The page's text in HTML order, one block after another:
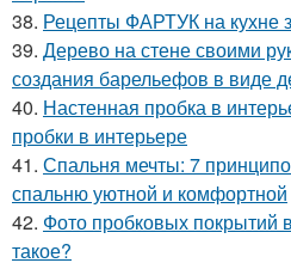
38. Рецепты ФАРТУК на кухне
39. Дерево на стене своими
создания барельефов в виде
40. Настенная пробка в
пробки в интерьере
41. Спальня мечты: 7
спальню уютной и комфортной
42. Фото пробковых покрытий
такое?